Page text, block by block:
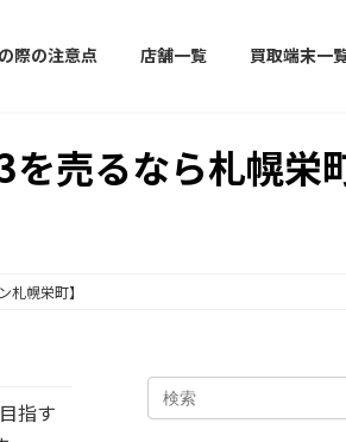
際の注意点 店舗一覧 買取端末一
売るなら札幌栄
幌栄町】
指す